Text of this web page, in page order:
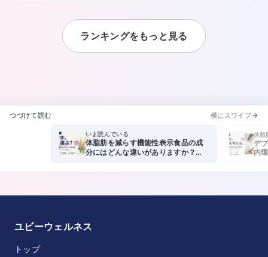
ランキングをもっと見る
つづけて読む 横にスワイプ
いま読んでいる
体脂肪を減らす機能性表示食品の成
分にはどんな違いがありますか？茶
体脂
デ
内
ユビーウェルネス
トップ